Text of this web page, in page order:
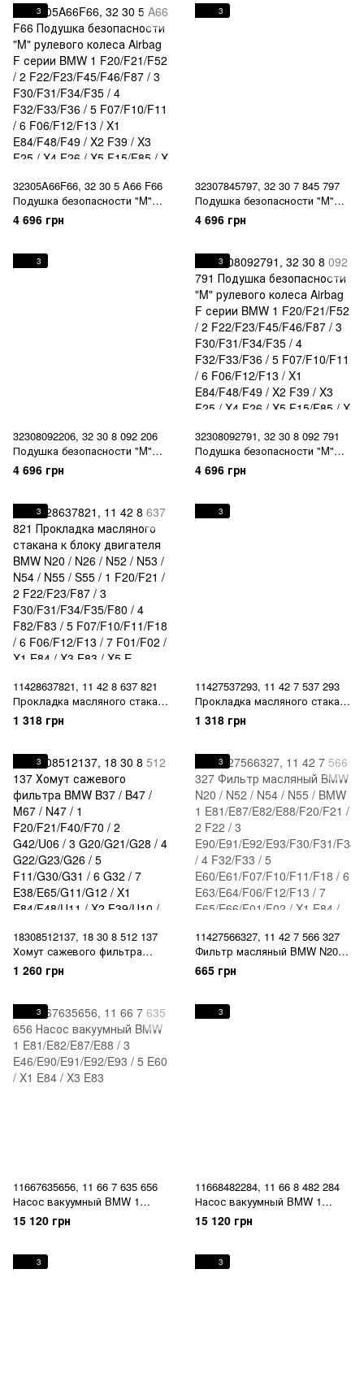
F07/F10/F11/F18 / X1 E84 / X3
F25 / X4 F26 / X5 F15 / X6 F16 /
Z E89
F07/F10/F11/F18 / 6
F06/F12/F13 / 7 F01/F02 / X1
3
32305A66F66, 32 30 5 A66 F66
Подушка безопасности "M"
рулевого колеса Airbag F
серии BMW 1 F20/F21/F52 / 2
F30/F31/F34/F35 / 4
F32/F33/F36 / 5 F07/F10/F11 / 6
4 696 грн
3
32307845797, 32 30 7 845 797
Подушка безопасности "M"
рулевого колеса Airbag F
серии BMW 1 F20/F21/F52 / 2
F30/F31/F34/F35 / 4
F32/F33/F36 / 5 F07/F10/F11 / 6
F06/F12/F13 / X1 E84/F48/F49 /
X2 F39 / X3 F25 / X4 F26 / X5
F15/F85 / X
4 696 грн
3
32308092206, 32 30 8 092 206
Подушка безопасности "M"
рулевого колеса Airbag F
серии BMW 1 F20/F21/F52 / 2
F30/F31/F34/F35 / 4
F32/F33/F36 / 5 F07/F10/F11 / 6
F06/F12/F13 / X1 E84/F48/F49 /
X2 F39 / X3 F25 / X4 F26 / X5
F15/F85 / X
4 696 грн
3
32308092791, 32 30 8 092 791
Подушка безопасности "M"
рулевого колеса Airbag F
серии BMW 1 F20/F21/F52 / 2
F30/F31/F34/F35 / 4
F32/F33/F36 / 5 F07/F10/F11 / 6
4 696 грн
3
11428637821, 11 42 8 637 821
Прокладка масляного стакана
к блоку двигателя BMW N20 /
N26 / N52 / N53 / N54 / N55 /
/ 3 F30/F31/F34/F35/F80 / 4
F82/F83 / 5 F07/F10/F11/F18 / 6
F06/F12/F13 / 7 F01/F02 / X1
E84 / X3 E83 / X5 E
1 318 грн
3
11427537293, 11 42 7 537 293
Прокладка масляного стакана
к блоку двигателя BMW N20 /
N26 / N52 / N53 / N54 / N55 /
/ 3 F30/F31/F34/F35/F80 / 4
F82/F83 / 5 F07/F10/F11/F18 / 6
F06/F12/F13 / 7 F01/F02 / X1
E84 / X3 E83 / X5 E
1 318 грн
3
18308512137, 18 30 8 512 137
Хомут сажевого фильтра
BMW B37 / B47 / M67 / N47 / 1
F20/F21/F40/F70 / 2 G42/U06 /
G22/G23/G26 / 5 F11/G30/G31 /
6 G32 / 7 E38/E65/G11/G12 / X1
E84/F48/U11 / X2 F39/U10 / X3
E83/G01 / X4 F26/G02 / X5
F15/G05
1 260 грн
3
11427566327, 11 42 7 566 327
Фильтр масляный BMW N20 /
N52 / N54 / N55 / BMW 1
E81/E87/E82/E88/F20/F21 / 2
E90/E91/E92/E93/F30/F31/F34/
F35 / 4 F32/F33 / 5
665 грн
3
11667635656, 11 66 7 635 656
Насос вакуумный BMW 1
E81/E82/E87/E88 / 3
E46/E90/E91/E92/E93 / 5 E60 /
15 120 грн
3
11668482284, 11 66 8 482 284
Насос вакуумный BMW 1
E81/E87/E88/E82 / 3
E46/E90/E91/E92/E93 / 5 E60 /
15 120 грн
3 3